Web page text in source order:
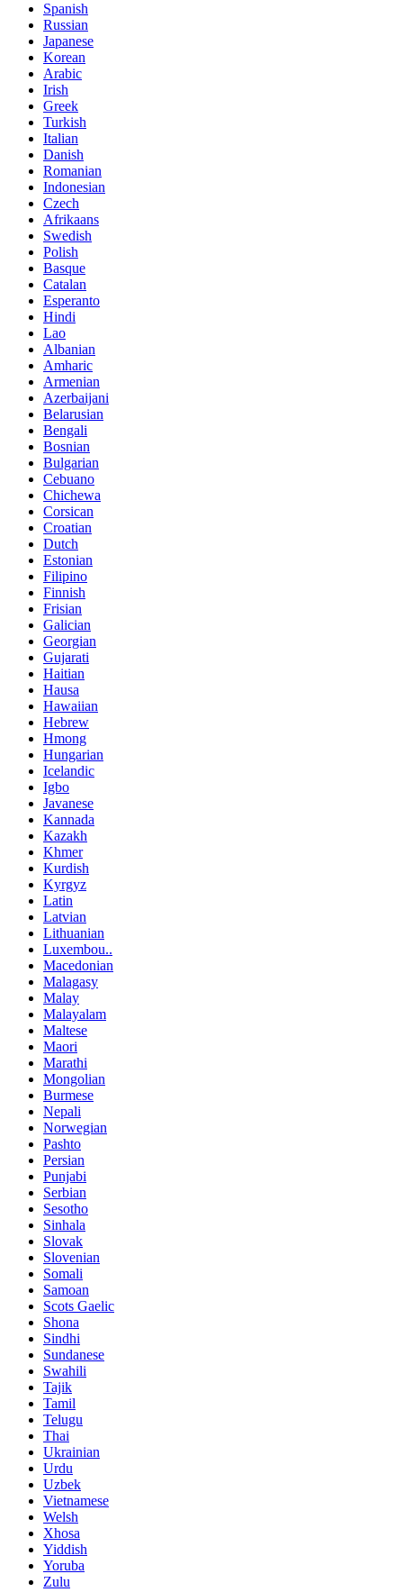
Spanish
Russian
Japanese
Korean
Arabic
Irish
Greek
Turkish
Italian
Danish
Romanian
Indonesian
Czech
Afrikaans
Swedish
Polish
Basque
Catalan
Esperanto
Hindi
Lao
Albanian
Amharic
Armenian
Azerbaijani
Belarusian
Bengali
Bosnian
Bulgarian
Cebuano
Chichewa
Corsican
Croatian
Dutch
Estonian
Filipino
Finnish
Frisian
Galician
Georgian
Gujarati
Haitian
Hausa
Hawaiian
Hebrew
Hmong
Hungarian
Icelandic
Igbo
Javanese
Kannada
Kazakh
Khmer
Kurdish
Kyrgyz
Latin
Latvian
Lithuanian
Luxembou..
Macedonian
Malagasy
Malay
Malayalam
Maltese
Maori
Marathi
Mongolian
Burmese
Nepali
Norwegian
Pashto
Persian
Punjabi
Serbian
Sesotho
Sinhala
Slovak
Slovenian
Somali
Samoan
Scots Gaelic
Shona
Sindhi
Sundanese
Swahili
Tajik
Tamil
Telugu
Thai
Ukrainian
Urdu
Uzbek
Vietnamese
Welsh
Xhosa
Yiddish
Yoruba
Zulu